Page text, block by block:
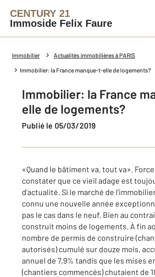
CENTURY 21
Immoside Felix Faure
Immobilier Actualités immobilières à PARIS
Immobilier: la France manque-t-elle de logements?
Immobilier: la France
elle de logements?
Publié le 05/03/2019
«Quand le bâtiment va, tout va».
constater que ce vieil adage est
d’actualité. Si le marché de
connu une nouvelle année
pas le cas dans le neuf. Bien au
construit moins de logements. À fin
nombre de permis de construire
autorisés) cumulé sur douze mois,
annuel de 7,9% tandis que les mises
(chantiers commencés) chutaient de